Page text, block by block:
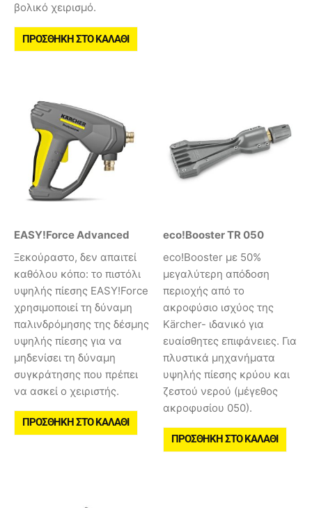
βολικό χειρισμό.
ΠΡΟΣΘΉΚΗ ΣΤΟ ΚΑΛΆΘΙ
EASY!Force Advanced
Ξεκούραστο, δεν απαιτεί
καθόλου κόπο: το πιστόλι
υψηλής πίεσης EASY!Force
χρησιμοποιεί τη δύναμη
παλινδρόμησης της δέσμης
υψηλής πίεσης για να
μηδενίσει τη δύναμη
συγκράτησης που πρέπει
να ασκεί ο χειριστής.
ΠΡΟΣΘΉΚΗ ΣΤΟ ΚΑΛΆΘΙ
eco!Booster TR 050
eco!Booster με 50%
μεγαλύτερη απόδοση
περιοχής από το
ακροφύσιο ισχύος της
Kärcher- ιδανικό για
ευαίσθητες επιφάνειες. Για
πλυστικά μηχανήματα
υψηλής πίεσης κρύου και
ζεστού νερού (μέγεθος
ακροφυσίου 050).
ΠΡΟΣΘΉΚΗ ΣΤΟ ΚΑΛΆΘΙ